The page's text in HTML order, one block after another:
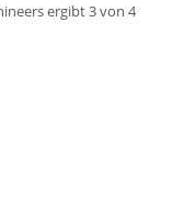
ergibt 3 von 4